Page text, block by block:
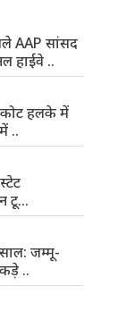
AAP सांसद
हाईवे ..
हलके में
..
टू
जम्मू-
..